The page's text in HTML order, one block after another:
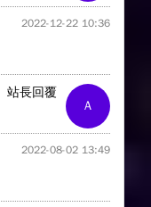
2022-12-22 10:36
A
站長回覆
2022-08-02 13:49